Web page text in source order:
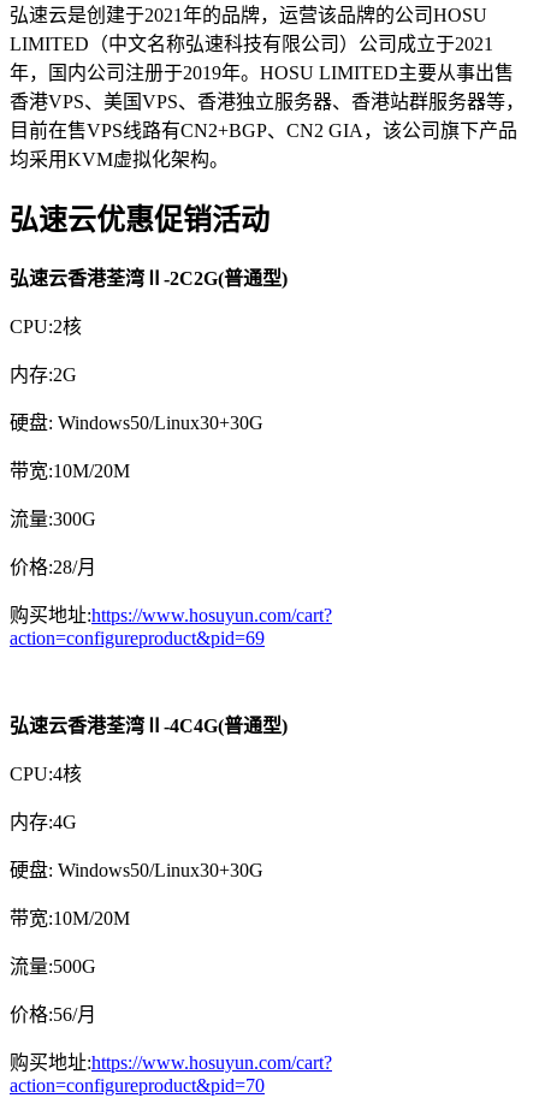
弘速云是创建于2021年的品牌，运营该品牌的公司HOSU
LIMITED（中文名称弘速科技有限公司）公司成立于2021
年，国内公司注册于2019年。HOSU LIMITED主要从事出售
香港VPS、美国VPS、香港独立服务器、香港站群服务器等，
目前在售VPS线路有CN2+BGP、CN2 GIA，该公司旗下产品
均采用KVM虚拟化架构。
弘速云优惠促销活动
弘速云香港荃湾Ⅱ-2C2G(普通型)
CPU:2核
内存:2G
硬盘: Windows50/Linux30+30G
带宽:10M/20M
流量:300G
价格:28/月
购买地址:https://www.hosuyun.com/cart?
action=configureproduct&pid=69
弘速云香港荃湾Ⅱ-4C4G(普通型)
CPU:4核
内存:4G
硬盘: Windows50/Linux30+30G
带宽:10M/20M
流量:500G
价格:56/月
购买地址:https://www.hosuyun.com/cart?
action=configureproduct&pid=70